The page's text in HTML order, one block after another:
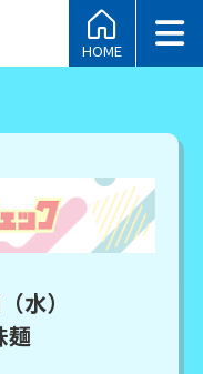
HOME
水）
麺